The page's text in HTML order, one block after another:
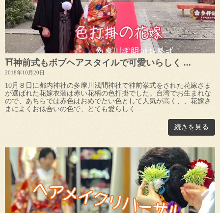
⛩神前式もボブヘアスタイルで可愛いらしく ...
2018年10月20日
10月８日に都内神社の多摩川浅間神社で神前挙式をされた花嫁さま
が選ばれた花嫁衣装は赤い花柄の色打掛でした。台湾でお生まれな
ので、あちらでは赤色はおめでたい色として人気が高く、、花嫁さ
まによくお似合いの色で、とても愛らしく ...
続きを見る